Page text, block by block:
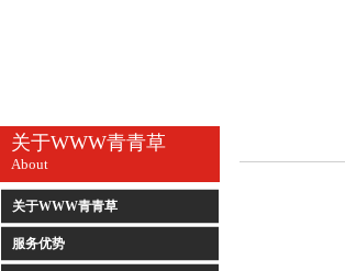
关于WWW青青草
About
关于WWW青青草
服务优势